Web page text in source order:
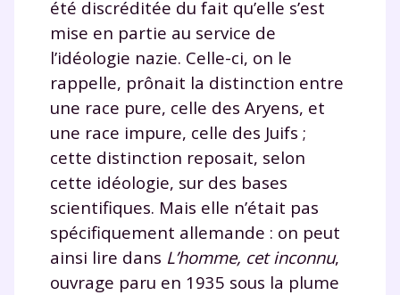
été discréditée du fait qu’elle s’est
mise en partie au service de
l’idéologie nazie. Celle-ci, on le
rappelle, prônait la distinction entre
une race pure, celle des Aryens, et
une race impure, celle des Juifs ;
cette distinction reposait, selon
cette idéologie, sur des bases
scientifiques. Mais elle n’était pas
spécifiquement allemande : on peut
ainsi lire dans L’homme, cet inconnu,
ouvrage paru en 1935 sous la plume
myMaxicours.
Votre adresse e-mail sera exclusivement utilisée pour
vous envoyer notre newsletter. Vous pourrez vous
désinscrire à tout moment, à travers le lien de
désinscription présent dans chaque newsletter. Pour
en savoir plus sur la gestion de vos données
personnelles et pour exercer vos droits, vous pouvez
consulternotre charte .